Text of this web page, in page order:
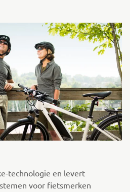
technologie en levert
voor fietsmerken